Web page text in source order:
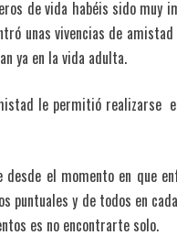
de vida habéis sido
unas vivencias de
ya en la vida adulta.
le permitió realizarse
el momento en que
puntuales y de todos en
es no encontrarte solo.